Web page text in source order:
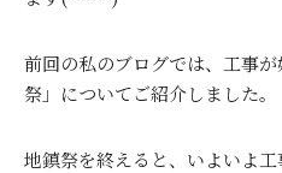
前回の私のブログでは、工事
祭」についてご紹介しました。
地鎮祭を終えると、いよいよ工